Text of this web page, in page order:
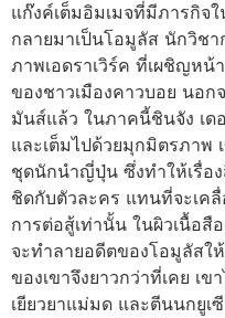
แก๊งค์เต็มอิมเมจที่มีภารกิจ
กลายมาเป็นโอมูลัส นักวิช
ภาพเอดราเวิร์ค ที่เผชิญหน้
ของชาวเมืองคาวบอย นอ
มันส์แล้ว ในภาคนี้ชินจัง เด
และเต็มไปด้วยมุกมิตรภาพ
ชุดนักนำญี่ปุ่น ซึ่งทำให้เรื่อ
ชิดกับตัวละคร แทนที่จะเค
การต่อสู้เท่านั้น ในผิวเนื้อสื
จะทำลายอดีตของโอมูลัส
ของเขาจึงยาวกว่าที่เคย เ
เยียวยาแม่มด และตีนนกยูเ